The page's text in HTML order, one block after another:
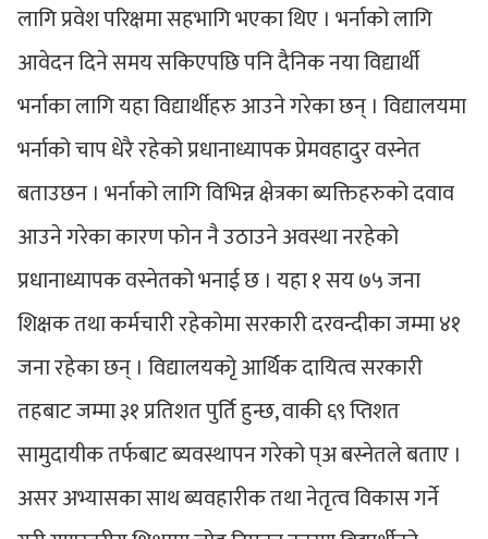
लागि प्रवेश परिक्षमा सहभागि भएका थिए । भर्नाको लागि
आवेदन दिने समय सकिएपछि पनि दैनिक नया विद्यार्थी
भर्नाका लागि यहा विद्यार्थीहरु आउने गरेका छन् । विद्यालयमा
भर्नाको चाप धेरै रहेको प्रधानाध्यापक प्रेमवहादुर वस्नेत
बताउछन । भर्नाको लागि विभिन्न क्षेत्रका ब्यक्तिहरुको दवाव
आउने गरेका कारण फोन नै उठाउने अवस्था नरहेको
प्रधानाध्यापक वस्नेतको भनाई छ । यहा १ सय ७५ जना
शिक्षक तथा कर्मचारी रहेकोमा सरकारी दरवन्दीका जम्मा ४१
जना रहेका छन् । विद्यालयकोृ आर्थिक दायित्व सरकारी
तहबाट जम्मा ३१ प्रतिशत पुर्ति हुन्छ, वाकी ६९ प्तिशत
सामुदायीक तर्फबाट ब्यवस्थापन गरेको प्अ बस्नेतले बताए ।
असर अभ्यासका साथ ब्यवहारीक तथा नेतृत्व विकास गर्ने